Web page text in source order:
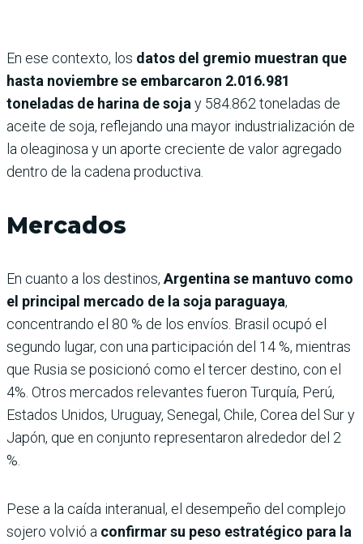
En ese contexto, los datos del gremio muestran que
hasta noviembre se embarcaron 2.016.981
toneladas de harina de soja y 584.862 toneladas de
aceite de soja, reflejando una mayor industrialización de
la oleaginosa y un aporte creciente de valor agregado
dentro de la cadena productiva.
Mercados
En cuanto a los destinos, Argentina se mantuvo como
el principal mercado de la soja paraguaya,
concentrando el 80 % de los envíos. Brasil ocupó el
segundo lugar, con una participación del 14 %, mientras
que Rusia se posicionó como el tercer destino, con el
4%. Otros mercados relevantes fueron Turquía, Perú,
Estados Unidos, Uruguay, Senegal, Chile, Corea del Sur y
Japón, que en conjunto representaron alrededor del 2
%.
Pese a la caída interanual, el desempeño del complejo
sojero volvió a confirmar su peso estratégico para la